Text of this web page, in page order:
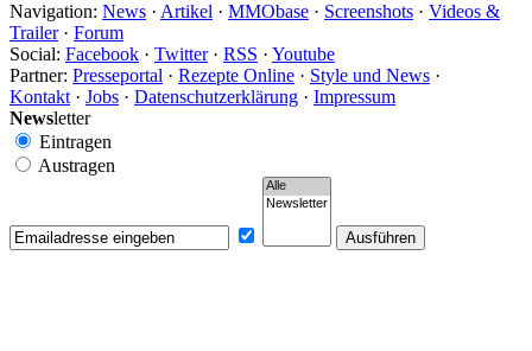
Navigation: News · Artikel · MMObase · Screenshots · Videos &
Trailer· Forum
Social: Facebook · Twitter· RSS · Youtube
Partner: Presseportal · Rezepte Online · Style und News ·
Kontakt · Jobs · Datenschutzerklärung · Impressum
Newsletter
Eintragen
Austragen